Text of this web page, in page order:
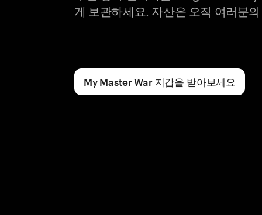
게 보관하세요. 자산은 오직 여러분
My Master War 지갑을 받아보세요